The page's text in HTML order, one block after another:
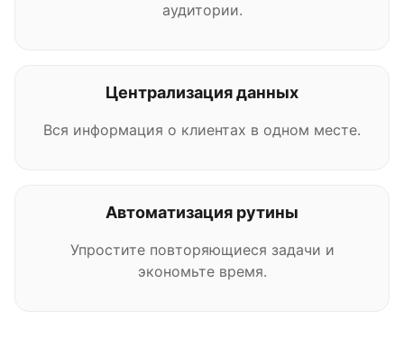
аудитории.
Централизация данных
Вся информация о клиентах в одном месте.
Автоматизация рутины
Упростите повторяющиеся задачи и
экономьте время.